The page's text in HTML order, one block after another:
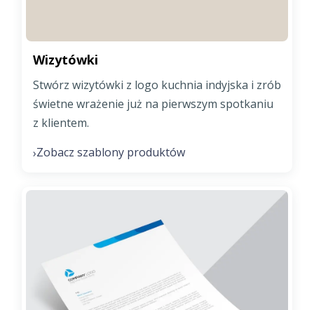
Wizytówki
Stwórz wizytówki z logo kuchnia indyjska i zrób
świetne wrażenie już na pierwszym spotkaniu
z klientem.
›Zobacz szablony produktów